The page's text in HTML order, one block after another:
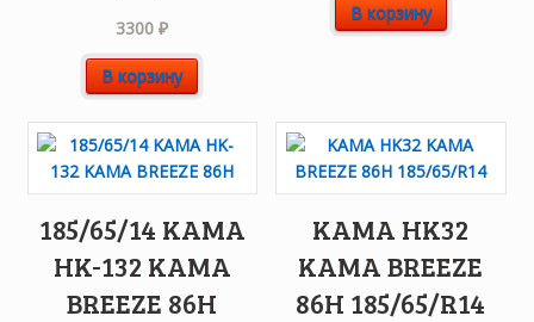
3300₽
В корзину
В корзину
185/65/14 KAMA
HK-132 KAMA
BREEZE 86H
KAMA HK32
KAMA BREEZE
86H 185/65/R14